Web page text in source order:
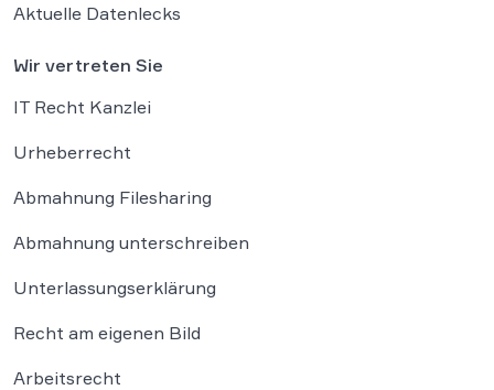
Aktuelle Datenlecks
Wir vertreten Sie
IT Recht Kanzlei
Urheberrecht
Abmahnung Filesharing
Abmahnung unterschreiben
Unterlassungserklärung
Recht am eigenen Bild
Arbeitsrecht